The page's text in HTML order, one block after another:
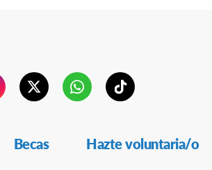
TwitterWhatsAppTikTok
Becas Hazte voluntaria/o